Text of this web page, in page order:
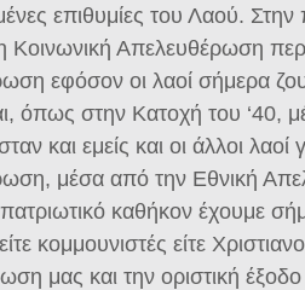
επιθυμίες του Λαού. Στην
Κοινωνική Απελευθέρωση
εφόσον οι λαοί σήμερα
όπως στην Κατοχή του ‘40,
και εμείς και οι άλλοι λαοί
μέσα από την Εθνική
καθήκον έχουμε
κομμουνιστές είτε
μας και την οριστική